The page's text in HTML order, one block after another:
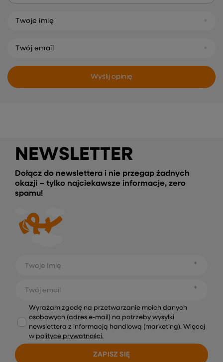
Twoje imię
Twój email
Wyślij opinię
NEWSLETTER
Dołącz do newslettera i nie przegap żadnych
okazji – tylko najciekawsze informacje, zero
spamu!
Twoje Imię
Twój email
Wyrażam zgodę na przetwarzanie moich danych
osobowych (adres e-mail) na potrzeby wysyłki
newslettera z informacją handlową (marketing). Więcej
w polityce prywatności.
ZAPISZ SIĘ